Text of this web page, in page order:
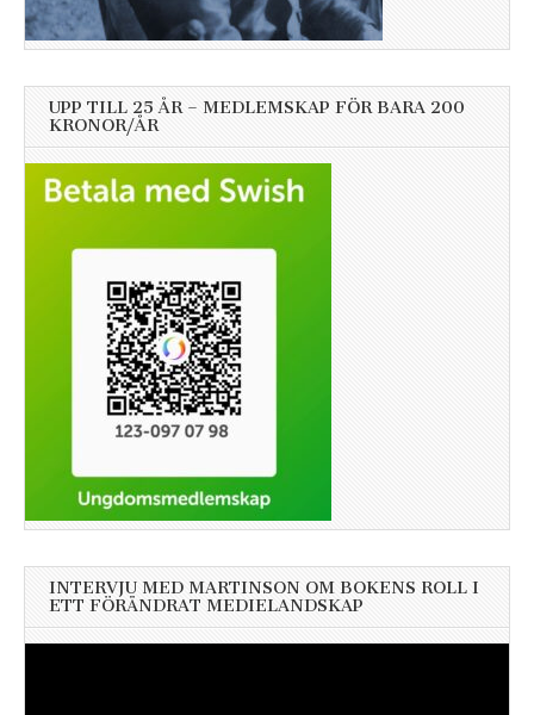
UPP TILL 25 ÅR – MEDLEMSKAP FÖR BARA 200
KRONOR/ÅR
INTERVJU MED MARTINSON OM BOKENS ROLL I
ETT FÖRÄNDRAT MEDIELANDSKAP